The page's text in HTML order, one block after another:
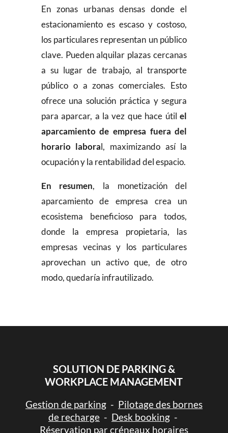
En zonas urbanas densas donde el
estacionamiento es escaso y costoso,
los particulares representan un público
clave. Pueden alquilar plazas cercanas
a su lugar de trabajo, al transporte
público o a zonas comerciales. Esto
ofrece una solución práctica y segura
para aparcar, a la vez que hace útilel
aparcamiento de empresa fuera del
horario laboral, maximizando así la
ocupación y la rentabilidad del espacio.
En resumen, la monetización del
aparcamiento de empresa crea un
ecosistema beneficioso para todos,
donde la empresa propietaria, las
empresas vecinas y los particulares
aprovechan un activo que, de otro
modo, quedaría infrautilizado.
SOLUTION DE PARKING &
WORKPLACE MANAGEMENT
Gestion de parking- Pilotage des bornes
de recharge- Desk booking-
Réservation par créneaux horaires